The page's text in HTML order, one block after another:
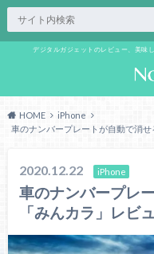
デジタルガジェットのレビュー、美味
HOME
iPhone
車のナンバープレートが自動で消
2020.12.22 iPhone
車のナンバープレ
「みんカラ」レビ